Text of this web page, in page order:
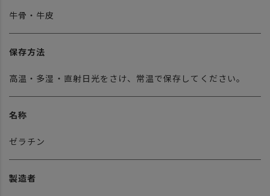
牛骨・牛皮
保存方法
高温・多湿・直射日光をさけ、常温で保存してください。
名称
ゼラチン
製造者